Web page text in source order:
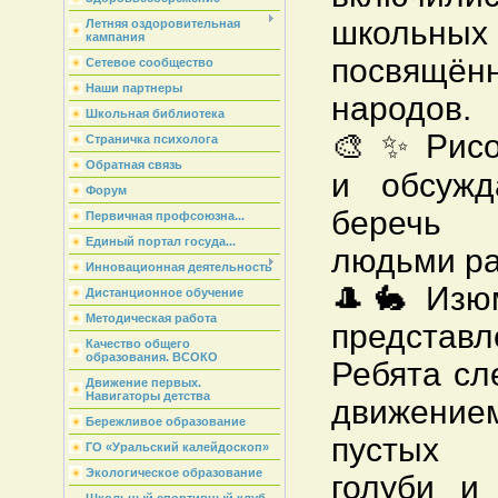
Летняя оздоровительная
кампания
Сетевое сообщество
Наши партнеры
Школьная библиотека
Страничка психолога
Обратная связь
Форум
Первичная профсоюзна...
Единый портал госуда...
Инновационная деятельность
Дистанционное обучение
Методическая работа
Качество общего
образования. ВСОКО
Движение первых.
Навигаторы детства
Бережливое образование
ГО «Уральский калейдоскоп»
Экологическое образование
народов.
🎨 ✨
и
беречь
людьми
🎩 🐇
Ребята
пустых
голуби